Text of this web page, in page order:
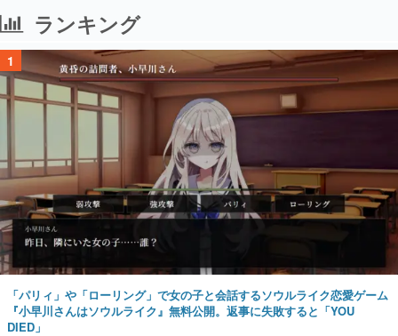
ランキング
1
「パリィ」や「ローリング」で女の子と会話するソウルライク恋愛ゲーム
『小早川さんはソウルライク』無料公開。返事に失敗すると「YOU
DIED」